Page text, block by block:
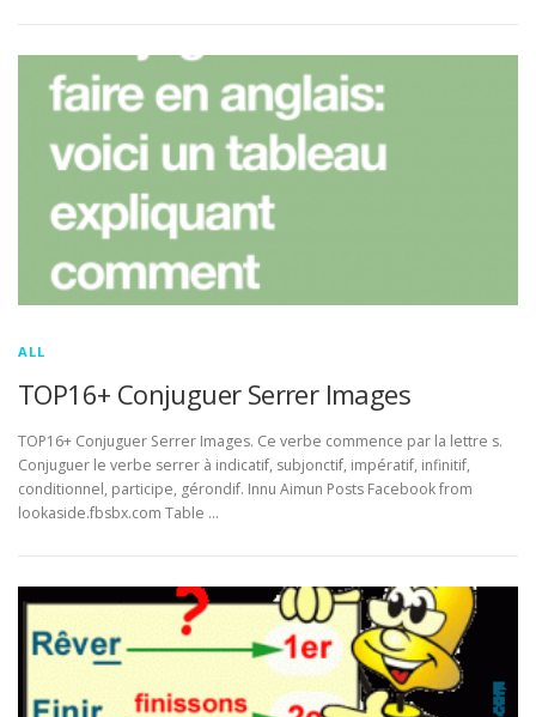
ALL
TOP16+ Conjuguer Serrer Images
TOP16+ Conjuguer Serrer Images. Ce verbe commence par la lettre s.
Conjuguer le verbe serrer à indicatif, subjonctif, impératif, infinitif,
conditionnel, participe, gérondif. Innu Aimun Posts Facebook from
lookaside.fbsbx.com Table …